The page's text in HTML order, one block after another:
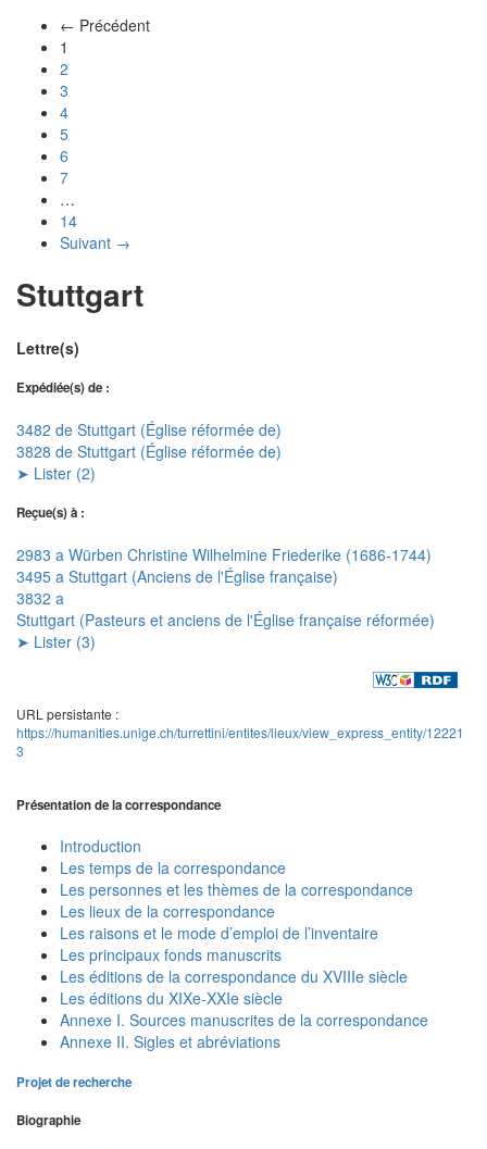
← Précédent
1
2
3
4
5
6
7
…
14
Suivant →
Stuttgart
Lettre(s)
Expédiée(s) de :
3482 de Stuttgart (Église réformée de)
3828 de Stuttgart (Église réformée de)
➤ Lister (2)
Reçue(s) à :
2983 a Würben Christine Wilhelmine Friederike (1686-1744)
3495 a Stuttgart (Anciens de l'Église française)
3832 a
Stuttgart (Pasteurs et anciens de l'Église française réformée)
➤ Lister (3)
URL persistante :
https://humanities.unige.ch/turrettini/entites/lieux/view_express_entity/12221
3
Présentation de la correspondance
Introduction
Les temps de la correspondance
Les personnes et les thèmes de la correspondance
Les lieux de la correspondance
Les raisons et le mode d’emploi de l’inventaire
Les principaux fonds manuscrits
Les éditions de la correspondance du XVIIIe siècle
Les éditions du XIXe-XXIe siècle
Annexe I. Sources manuscrites de la correspondance
Annexe II. Sigles et abréviations
Projet de recherche
Biographie